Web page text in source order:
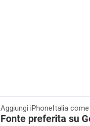
Aggiungi iPhoneItalia come
Fonte preferita su